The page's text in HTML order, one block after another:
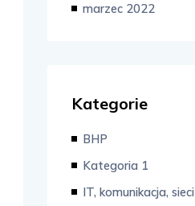
marzec 2022
Kategorie
BHP
Kategoria 1
IT, komunikacja, sieci